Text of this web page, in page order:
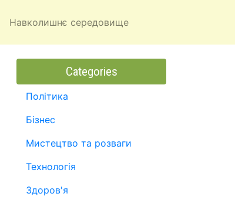
Навколишнє середовище
Categories
Політика
Бізнес
Мистецтво та розваги
Технологія
Здоров'я